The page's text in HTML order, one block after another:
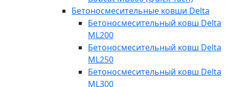
Бетоносмесительные ковши Delta
Бетоносмесительный ковш Delta
ML200
Бетоносмесительный ковш Delta
ML250
Бетоносмесительный ковш Delta
ML300